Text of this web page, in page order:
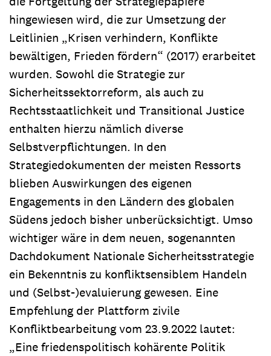
hingewiesen wird, die zur Umsetzung der
Leitlinien „Krisen verhindern, Konflikte
bewältigen, Frieden fördern“ (2017) erarbeitet
wurden. Sowohl die Strategie zur
Sicherheitssektorreform, als auch zu
Rechtsstaatlichkeit und Transitional Justice
enthalten hierzu nämlich diverse
Selbstverpflichtungen. In den
Strategiedokumenten der meisten Ressorts
blieben Auswirkungen des eigenen
Engagements in den Ländern des globalen
Südens jedoch bisher unberücksichtigt. Umso
wichtiger wäre in dem neuen, sogenannten
Dachdokument Nationale Sicherheitsstrategie
ein Bekenntnis zu konfliktsensiblem Handeln
und (Selbst-)evaluierung gewesen. Eine
Empfehlung der Plattform zivile
Konfliktbearbeitung vom 23.9.2022 lautet:
„Eine friedenspolitisch kohärente Politik